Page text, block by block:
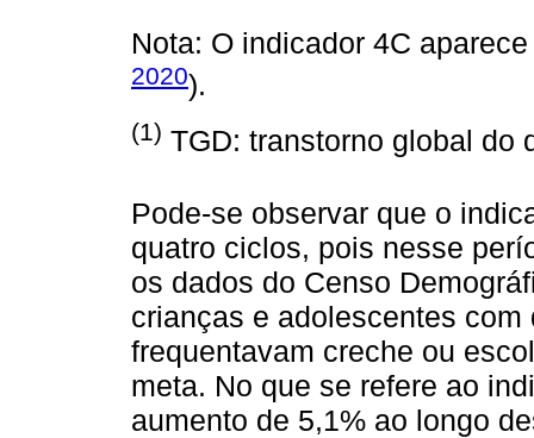
Nota: O indicador 4C
2020).
(1) TGD: transtorno global do
Pode-se observar que o
quatro ciclos, pois nesse
os dados do Censo
crianças e adolescentes
frequentavam creche ou
meta. No que se refere ao
aumento de 5,1% ao longo